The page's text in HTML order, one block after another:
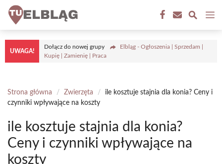
Przejdź
treści
UWAGA!
Dołącz do nowej grupy
Elbląg - Ogłoszenia | Sprzedam |
Kupię | Zamienię | Praca
Strona główna / Zwierzęta /
ile kosztuje stajnia dla konia? Ceny i
czynniki wpływające na koszty
ile kosztuje stajnia dla konia?
Ceny i czynniki wpływające na
koszty